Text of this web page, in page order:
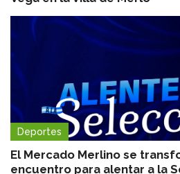
Deportes
El Mercado Merlino se
encuentro para alentar a la